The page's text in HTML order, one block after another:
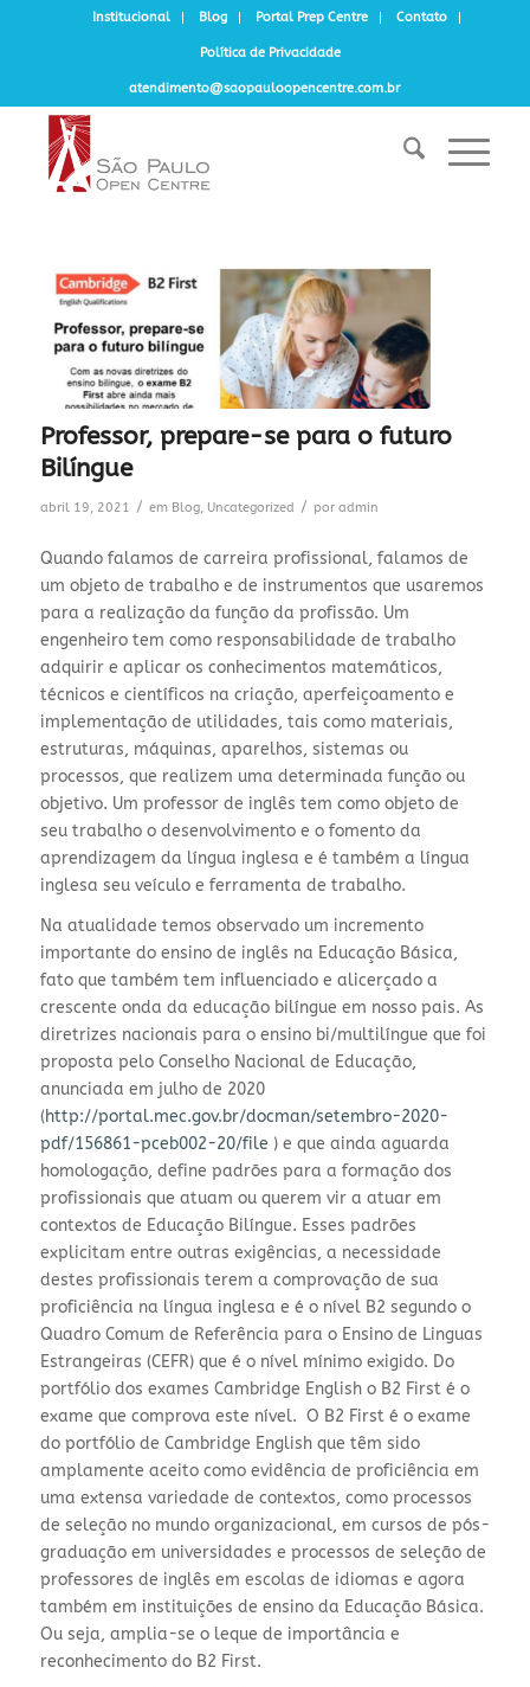
Institucional Blog Portal Prep Centre Contato
Política de Privacidade
atendimento@saopauloopencentre.com.br
Professor, prepare-se para o futuro
Bilíngue
abril 19, 2021 / em Blog, Uncategorized / por admin
Quando falamos de carreira profissional, falamos de
um objeto de trabalho e de instrumentos que usaremos
para a realização da função da profissão. Um
engenheiro tem como responsabilidade de trabalho
adquirir e aplicar os conhecimentos matemáticos,
técnicos e científicos na criação, aperfeiçoamento e
implementação de utilidades, tais como materiais,
estruturas, máquinas, aparelhos, sistemas ou
processos, que realizem uma determinada função ou
objetivo. Um professor de inglês tem como objeto de
seu trabalho o desenvolvimento e o fomento da
aprendizagem da língua inglesa e é também a língua
inglesa seu veículo e ferramenta de trabalho.
Na atualidade temos observado um incremento
importante do ensino de inglês na Educação Básica,
fato que também tem influenciado e alicerçado a
crescente onda da educação bilíngue em nosso pais. As
diretrizes nacionais para o ensino bi/multilíngue que foi
proposta pelo Conselho Nacional de Educação,
anunciada em julho de 2020
(http://portal.mec.gov.br/docman/setembro-2020-
pdf/156861-pceb002-20/file ) e que ainda aguarda
homologação, define padrões para a formação dos
profissionais que atuam ou querem vir a atuar em
contextos de Educação Bilíngue. Esses padrões
explicitam entre outras exigências, a necessidade
destes profissionais terem a comprovação de sua
proficiência na língua inglesa e é o nível B2 segundo o
Quadro Comum de Referência para o Ensino de Linguas
Estrangeiras (CEFR) que é o nível mínimo exigido. Do
portfólio dos exames Cambridge English o B2 First é o
exame que comprova este nível. O B2 First é o exame
do portfólio de Cambridge English que têm sido
amplamente aceito como evidência de proficiência em
uma extensa variedade de contextos, como processos
de seleção no mundo organizacional, em cursos de pós-
graduação em universidades e processos de seleção de
professores de inglês em escolas de idiomas e agora
também em instituições de ensino da Educação Básica.
Ou seja, amplia-se o leque de importância e
reconhecimento do B2 First.